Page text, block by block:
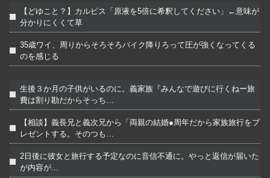
【どゆこと？】カルピス「原液を5倍に希釈してください」←意味が
分かりにくくて草
35歳ワイ、周りからそろそろバイク降りろって圧が強くなってくる
のを感じる
生後３か月の子供がいるのに。義家族『みんなで遊びに行くねー旅
費は割り勘だからそっち…
【相談】義長兄と義次兄から「両親の結婚●周年だから家族旅行をプ
レゼントする。そのつも…
2日後に彼女と旅行する予定なのに音信不通に。やっと返信が届いた
が内容が...